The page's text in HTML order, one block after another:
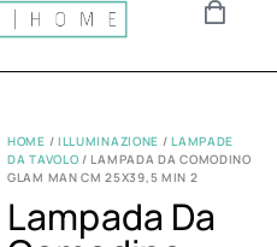
HOME / ILLUMINAZIONE /LAMPADE
DA TAVOLO / LAMPADA DA COMODINO
GLAM MAN CM 25X39,5 MIN 2
Lampada Da